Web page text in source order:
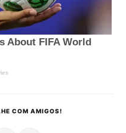
COM AMIGOS!